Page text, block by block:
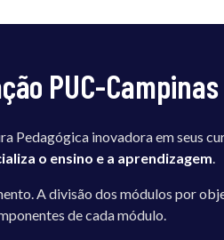
PUC-Campinas
Pedagógica inovadora em seus
o ensino e a aprendizagem.
A divisão dos módulos por
de cada módulo.